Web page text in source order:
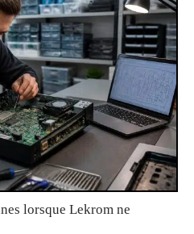
lorsque Lekrom ne